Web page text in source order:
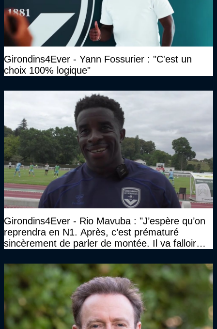
Girondins4Ever - Yann Fossurier : "C'est un
choix 100% logique"
Girondins4Ever - Rio Mavuba : "J’espère qu’on
reprendra en N1. Après, c’est prématuré
sincèrement de parler de montée. Il va falloir